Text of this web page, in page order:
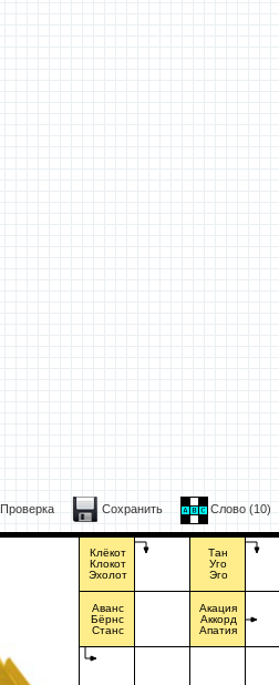
Проверка Сохранить Слово (10)
Клёкот
Клокот
Эхолот
Аванс
Бёрнс
Станс
Тан
Уго
Эго
Акация
Аккорд
Апатия